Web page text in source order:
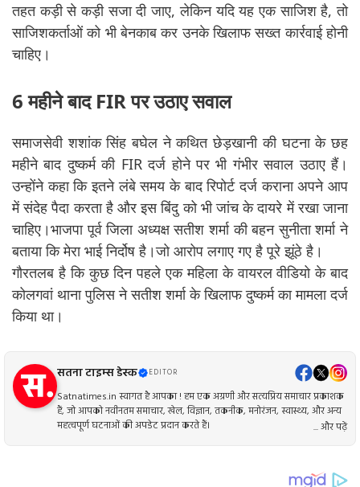
तहत कड़ी से कड़ी सजा दी जाए, लेकिन यदि यह एक साजिश है, तो
साजिशकर्ताओं को भी बेनकाब कर उनके खिलाफ सख्त कार्रवाई होनी
चाहिए।
6 महीने बाद FIR पर उठाए सवाल
समाजसेवी शशांक सिंह बघेल ने कथित छेड़खानी की घटना के छह
महीने बाद दुष्कर्म की FIR दर्ज होने पर भी गंभीर सवाल उठाए हैं।
उन्होंने कहा कि इतने लंबे समय के बाद रिपोर्ट दर्ज कराना अपने आप
में संदेह पैदा करता है और इस बिंदु को भी जांच के दायरे में रखा जाना
चाहिए।भाजपा पूर्व जिला अध्यक्ष सतीश शर्मा की बहन सुनीता शर्मा ने
बताया कि मेरा भाई निर्दोष है।जो आरोप लगाए गए है पूरे झूंठे है।
गौरतलब है कि कुछ दिन पहले एक महिला के वायरल वीडियो के बाद
कोलगवां थाना पुलिस ने सतीश शर्मा के खिलाफ दुष्कर्म का मामला दर्ज
किया था।
सतना टाइम्स डेस्क EDITOR
Satnatimes.in स्वागत है आपका ! हम एक अग्रणी और सत्यप्रिय समाचार प्रकाशक
हैं, जो आपको नवीनतम समाचार, खेल, विज्ञान, तकनीक, मनोरंजन, स्वास्थ्य, और अन्य
महत्वपूर्ण घटनाओं की अपडेट प्रदान करते हैं।
... और पढ़ें